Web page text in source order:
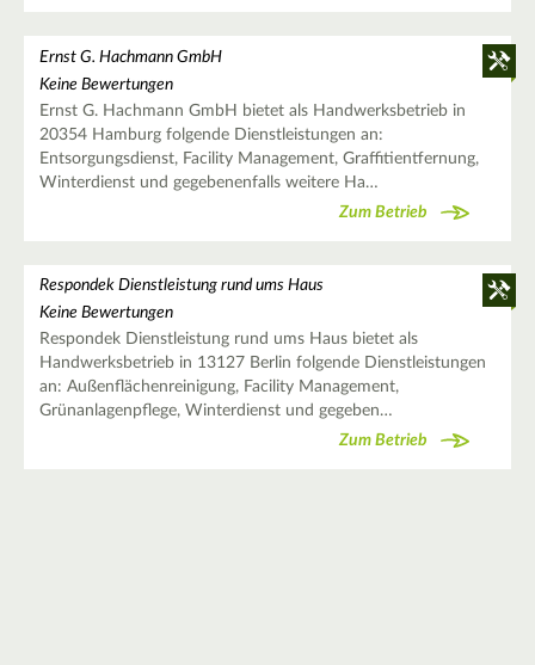
Ernst G. Hachmann GmbH
Keine Bewertungen
Ernst G. Hachmann GmbH bietet als Handwerksbetrieb in
20354 Hamburg folgende Dienstleistungen an:
Entsorgungsdienst, Facility Management, Graffitientfernung,
Winterdienst und gegebenenfalls weitere Ha…
Zum Betrieb
Respondek Dienstleistung rund ums Haus
Keine Bewertungen
Respondek Dienstleistung rund ums Haus bietet als
Handwerksbetrieb in 13127 Berlin folgende Dienstleistungen
an: Außenflächenreinigung, Facility Management,
Grünanlagenpflege, Winterdienst und gegeben…
Zum Betrieb